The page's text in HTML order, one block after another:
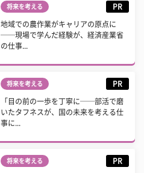
将来を考える PR
地域での農作業がキャリアの原点に
──現場で学んだ経験が、経済産業省
の仕事...
将来を考える PR
「目の前の一歩を丁寧に──部活で磨
いたタフネスが、国の未来を考える仕
事に...
将来を考える PR